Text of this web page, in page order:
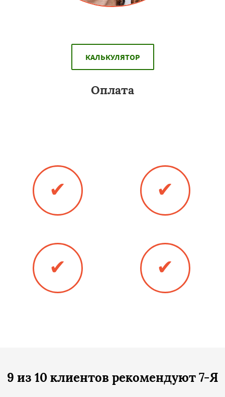
КАЛЬКУЛЯТОР
Оплата
✔ ✔
✔ ✔
9 из 10 клиентов рекомендуют 7-Я